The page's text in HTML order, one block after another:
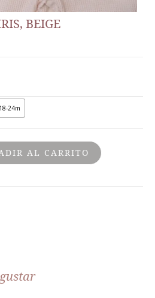
BEIGE
18-24m
AL CARRITO